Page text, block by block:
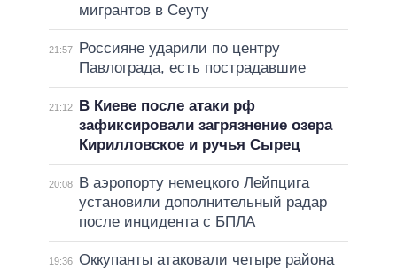
мигрантов в Сеуту
21:57
Россияне ударили по центру
Павлограда, есть пострадавшие
21:12
В Киеве после атаки рф
зафиксировали загрязнение озера
Кирилловское и ручья Сырец
20:08
В аэропорту немецкого Лейпцига
установили дополнительный радар
после инцидента с БПЛА
19:36 Оккупанты атаковали четыре района